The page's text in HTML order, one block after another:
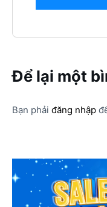
Để lại một
Bạn phải đăng nhập